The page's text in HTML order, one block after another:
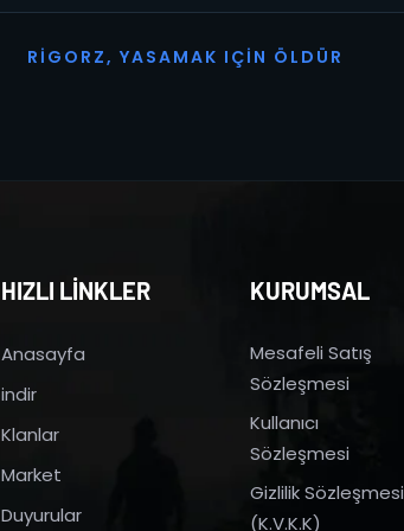
R I G O R Z, YASAMAK I ÇI N Ö L D Ü R
HIZLI LİNKLER
Anasayfa
indir
Klanlar
Market
Duyurular
KURUMSAL
Mesafeli Satış
Sözleşmesi
Kullanıcı
Sözleşmesi
Gizlilik Sözleşmesi
(K.V.K.K)